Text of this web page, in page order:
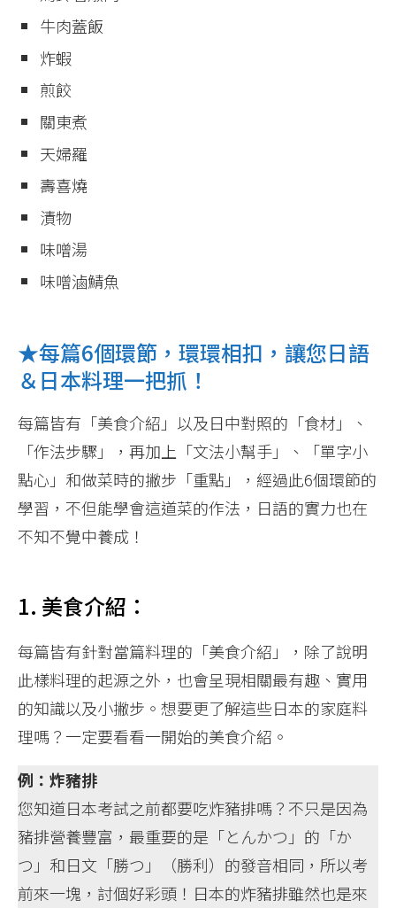
牛肉蓋飯
炸蝦
煎餃
關東煮
天婦羅
壽喜燒
漬物
味噌湯
味噌滷鯖魚
★每篇6個環節，環環相扣，讓您日語
＆日本料理一把抓！
每篇皆有「美食介紹」以及日中對照的「食材」、
「作法步驟」，再加上「文法小幫手」、「單字小
點心」和做菜時的撇步「重點」，經過此6個環節的
學習，不但能學會這道菜的作法，日語的實力也在
不知不覺中養成！
1. 美食介紹：
每篇皆有針對當篇料理的「美食介紹」，除了說明
此樣料理的起源之外，也會呈現相關最有趣、實用
的知識以及小撇步。想要更了解這些日本的家庭料
理嗎？一定要看看一開始的美食介紹。
例：炸豬排
您知道日本考試之前都要吃炸豬排嗎？不只是因為
豬排營養豐富，最重要的是「とんかつ」的「か
つ」和日文「勝つ」（勝利）的發音相同，所以考
前來一塊，討個好彩頭！日本的炸豬排雖然也是來